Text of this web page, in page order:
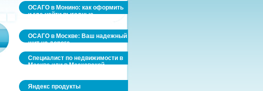
ОСАГО в Монино: как оформить
и где найти выгодные
ОСАГО в Москве: Ваш надежный
щит на дороге
Специалист по недвижимости в
Москве или в Московской
Яндекс продукты